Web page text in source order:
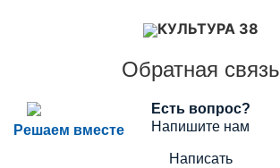
КУЛЬТУРА 38
Обратная связь
Решаем вместе
Есть вопрос?
Напишите нам
Написать